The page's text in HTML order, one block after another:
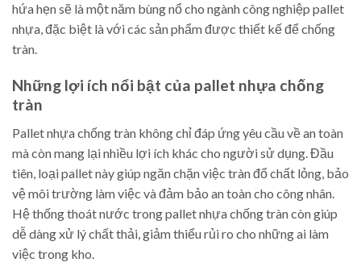
hứa hẹn sẽ là một năm bùng nổ cho ngành công nghiệp pallet
nhựa, đặc biệt là với các sản phẩm được thiết kế để chống
tràn.
Những lợi ích nổi bật của pallet nhựa chống
tràn
Pallet nhựa chống tràn không chỉ đáp ứng yêu cầu về an toàn
mà còn mang lại nhiều lợi ích khác cho người sử dụng. Đầu
tiên, loại pallet này giúp ngăn chặn việc tràn đổ chất lỏng, bảo
vệ môi trường làm việc và đảm bảo an toàn cho công nhân.
Hệ thống thoát nước trong pallet nhựa chống tràn còn giúp
dễ dàng xử lý chất thải, giảm thiểu rủi ro cho những ai làm
việc trong kho.